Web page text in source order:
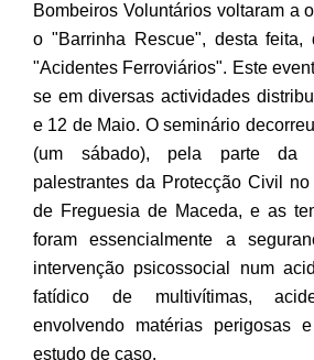
Bombeiros Voluntários voltaram a
o "Barrinha Rescue", desta feita,
"Acidentes Ferroviários". Este
se em diversas actividades
e 12 de Maio. O seminário
(um sábado), pela parte da
palestrantes da Protecção Civil
de Freguesia de Maceda, e as
foram essencialmente a
intervenção psicossocial num
fatídico de multivítimas,
envolvendo matérias perigosas
estudo de caso.